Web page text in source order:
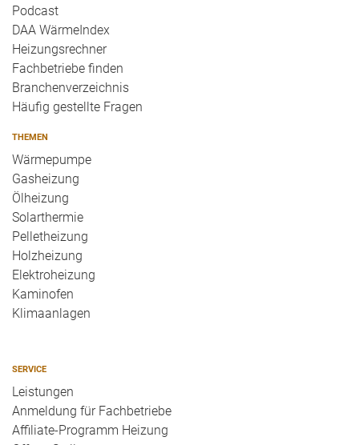
Podcast
DAA WärmeIndex
Heizungsrechner
Fachbetriebe finden
Branchenverzeichnis
Häufig gestellte Fragen
THEMEN
Wärmepumpe
Gasheizung
Ölheizung
Solarthermie
Pelletheizung
Holzheizung
Elektroheizung
Kaminofen
Klimaanlagen
SERVICE
Leistungen
Anmeldung für Fachbetriebe
Affiliate-Programm Heizung